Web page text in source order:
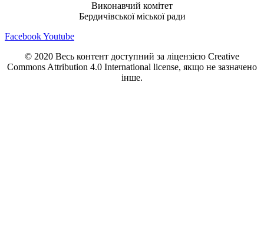
Виконавчий комітет
Бердичівської міської ради
FacebookYoutube
© 2020 Весь контент доступний за ліцензією Creative
Commons Attribution 4.0 International license, якщо не зазначено
інше.